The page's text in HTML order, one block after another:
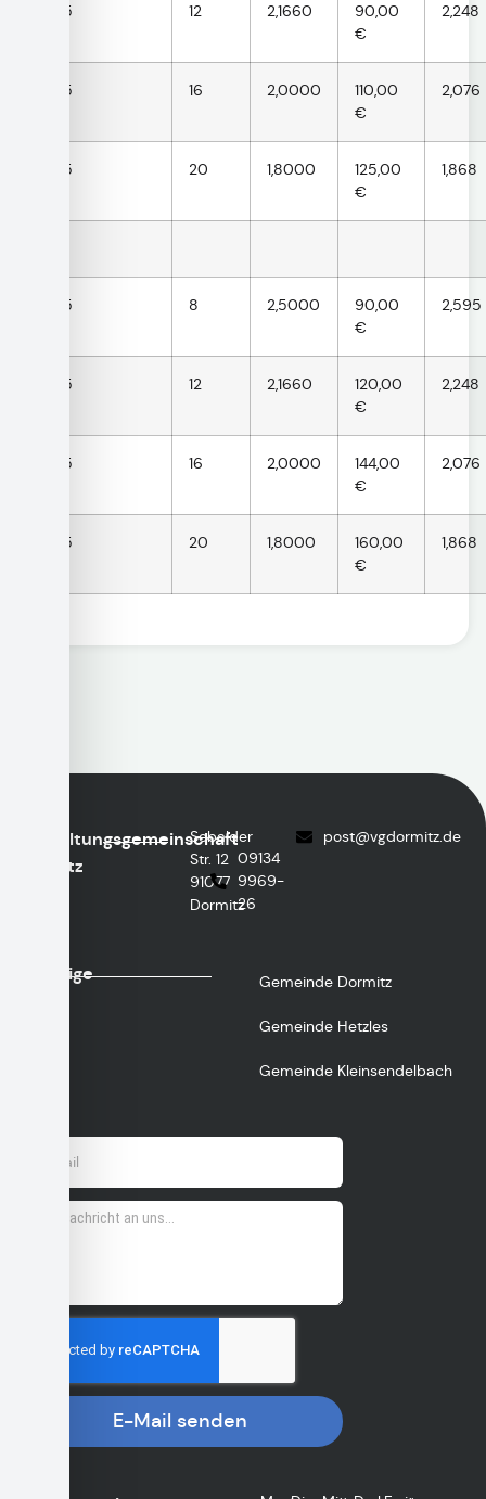
3,5 12 2,1660
90,00
€
2,248
3,5 16 2,0000
110,00
€
2,076
3,5 20 1,8000
125,00
€
1,868
4,5 8 2,5000
90,00
€
2,595
4,5 12 2,1660
120,00
€
2,248
4,5 16 2,0000
144,00
€
2,076
4,5 20 1,8000
160,00
€
1,868
Verwaltungsgemeinschaft
Dormitz
Sebalder
Str. 12
91077
Dormitz
09134
9969-
26
ed.ztimrodgv
@tsop
Wichtige
Gemeinde Dormitz
Gemeinde Hetzles
Gemeinde Kleinsendelbach
E-Mail senden